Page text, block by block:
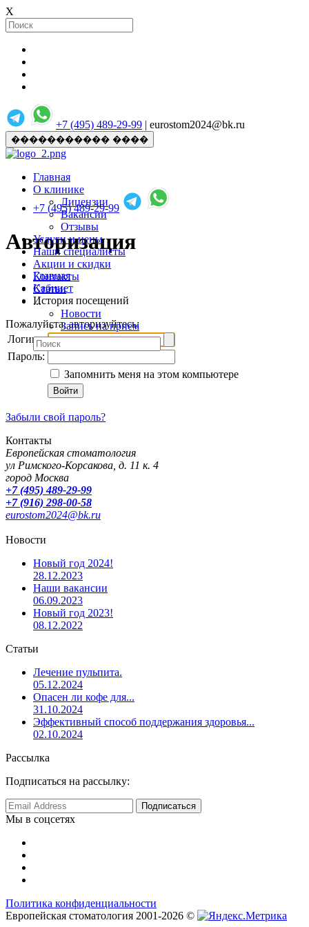
X
+7 (495) 489-29-99 | eurostom2024@bk.ru
����������� ����
Главная
О клинике
Лицензии
Вакансии
Отзывы
Услуги и цены
Наши специалисты
Акции и скидки
Контакты
Статьи
...
Новости
Запись на прием
+7 (495) 489-29-99
Авторизация
Главная
Кабинет
История посещений
Пожалуйста, авторизуйтесь:
Логин:
Пароль:
Запомнить меня на этом компьютере
Забыли свой пароль?
Контакты
Европейская стоматология
ул Римского-Корсакова, д. 11 к. 4
город Москва
+7 (495) 489-29-99
+7 (916) 298-00-58
eurostom2024@bk.ru
Новости
Новый год 2024!
28.12.2023
Наши вакансии
06.09.2023
Новый год 2023!
08.12.2022
Статьи
Лечение пульпита.
05.12.2024
Опасен ли кофе для...
31.10.2024
Эффективный способ поддержания здоровья...
02.10.2024
Рассылка
Подписаться на рассылку:
Мы в соцсетях
Политика конфиденциальности
Европейская стоматология 2001-2026 ©